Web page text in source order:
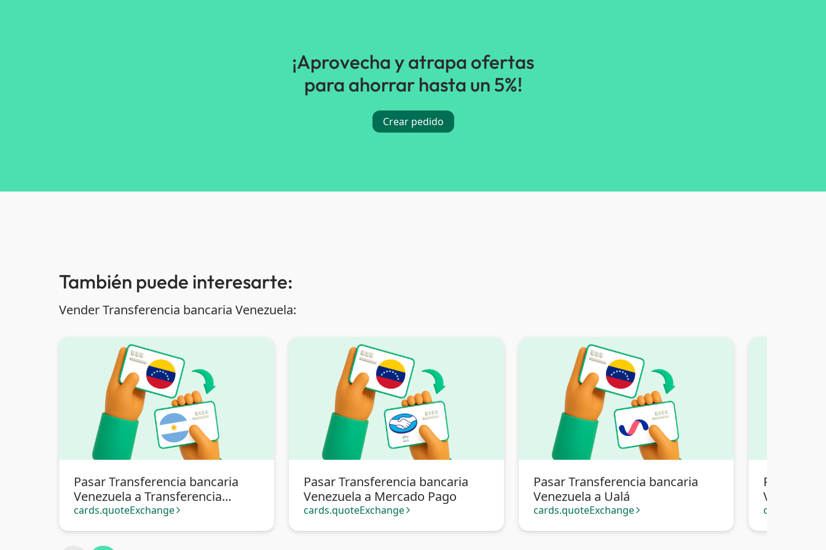
¡Aprovecha y atrapa ofertas
para ahorrar hasta un 5%!
Crear pedido
También puede interesarte:
Vender Transferencia bancaria Venezuela:
Pasar Transferencia bancaria
Venezuela a Transferencia
bancaria Argentina
cards.quoteExchange arrow_forward_ios
Pasar Transferencia bancaria
Venezuela a Mercado Pago
cards.quoteExchange arrow_forward_ios
Pasar Transferencia bancaria
Venezuela a Ualá
cards.quoteExchange arrow_forward_ios
Pasar
Bancaria